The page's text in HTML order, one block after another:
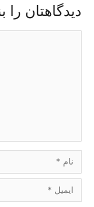
دیدگاهتان را
ایمیل